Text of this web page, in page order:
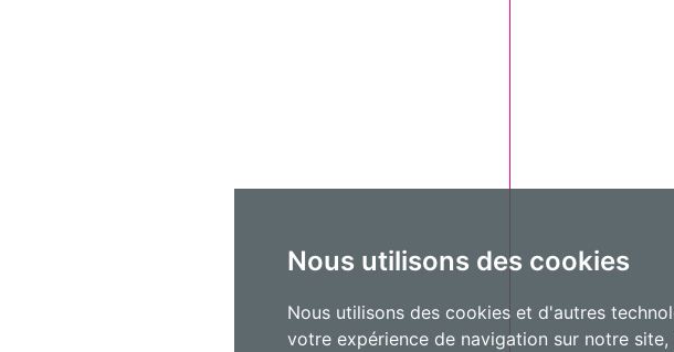
Nous utilisons des cookies
Nous utilisons des cookies et d'autres
votre expérience de navigation sur notre